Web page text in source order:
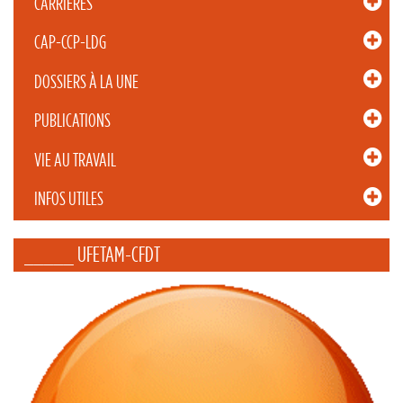
CAP-CCP-LDG
DOSSIERS À LA UNE
PUBLICATIONS
VIE AU TRAVAIL
INFOS UTILES
_____ UFETAM-CFDT